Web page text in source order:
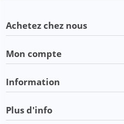
Achetez chez nous
Mon compte
Information
Plus d'info